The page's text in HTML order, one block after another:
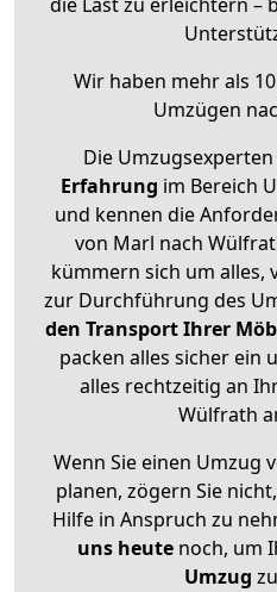
Wir haben mehr als
Umzügen
Die
Erfahrung im Bereich
und kennen die
von Marl nach
kümmern sich um alles,
zur Durchführung des
den Transport Ihrer
packen alles sicher ein
alles rechtzeitig an
Wülfrath
Wenn Sie einen Umzug
planen, zögern Sie
Hilfe in Anspruch zu
uns heutenoch, um
Umzug